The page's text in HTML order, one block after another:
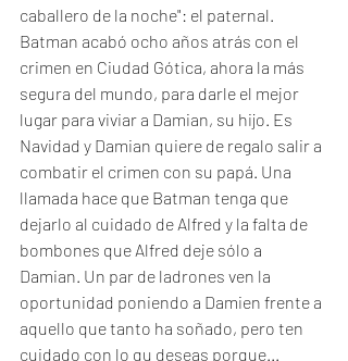
caballero de la noche": el paternal.
Batman acabó ocho años atrás con el
crimen en Ciudad Gótica, ahora la más
segura del mundo, para darle el mejor
lugar para viviar a Damian, su hijo. Es
Navidad y Damian quiere de regalo salir a
combatir el crimen con su papá. Una
llamada hace que Batman tenga que
dejarlo al cuidado de Alfred y la falta de
bombones que Alfred deje sólo a
Damian. Un par de ladrones ven la
oportunidad poniendo a Damien frente a
aquello que tanto ha soñado, pero ten
cuidado con lo qu deseas porque...